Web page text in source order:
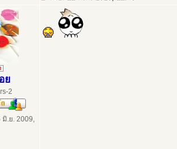
ย
2
มิ.ย. 2009,